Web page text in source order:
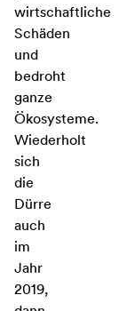
wirtschaftliche
Schäden
und
bedroht
ganze
Ökosysteme.
Wiederholt
sich
die
Dürre
auch
im
Jahr
2019,